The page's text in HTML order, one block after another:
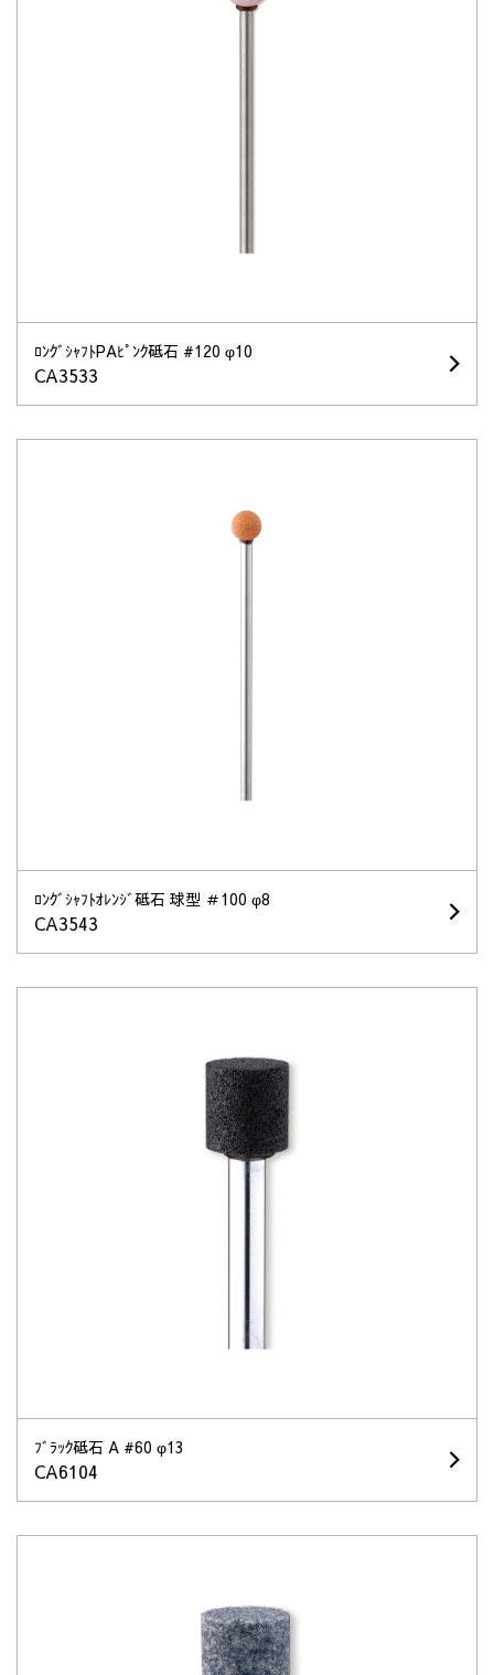
ﾛﾝｸﾞｼｬﾌﾄPAﾋﾟﾝｸ砥石 #120 φ10
CA3533
ﾛﾝｸﾞｼｬﾌﾄｵﾚﾝｼﾞ砥石 球型 ＃100 φ8
CA3543
ﾌﾞﾗｯｸ砥石 A #60 φ13
CA6104